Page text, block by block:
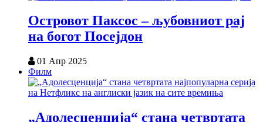
Островот Паксос – љубовниот рај
на богот Посејдон
01 Апр 2025
Филм
„Адолесценција“ стана четвртата